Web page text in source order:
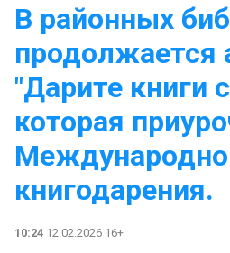
В районных
продолжается
"Дарите книги
которая
книгодарения.
10:24 12.02.2026 16+